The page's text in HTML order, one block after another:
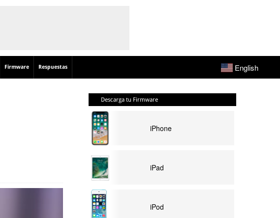
Firmware Respuestas English
Descarga tu Firmware
iPhone
iPad
iPod